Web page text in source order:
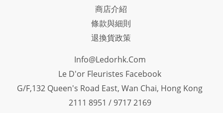
商店介紹
條款與細則
退換貨政策
Info@ledorhk.com
Le D'or Fleuristes Facebook
G/F,132 Queen's Road East, Wan Chai, Hong Kong
2111 8951 / 9717 2169